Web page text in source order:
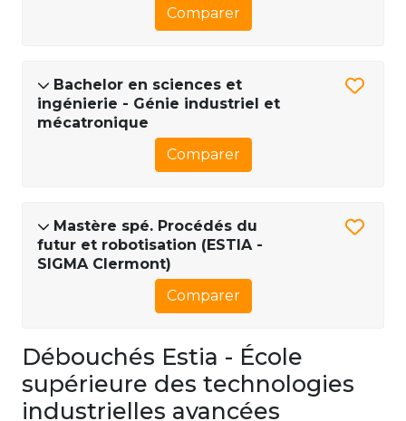
Comparer
Bachelor en sciences et
ingénierie - Génie industriel et
mécatronique
Comparer
Mastère spé. Procédés du
futur et robotisation (ESTIA -
SIGMA Clermont)
Comparer
Débouchés Estia - École
supérieure des technologies
industrielles avancées